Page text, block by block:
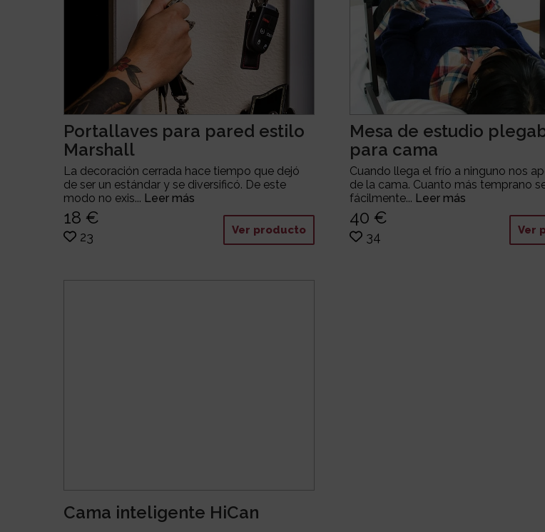
Portallaves para pared estilo
Marshall
La decoración cerrada hace tiempo que dejó
de ser un estándar y se diversificó. De este
modo no exis... Leer más
18 €
23 Ver producto
Mesa de estudio
para cama
Cuando llega el frío a ninguno nos
de la cama. Cuanto más temprano
fácilmente... Leer más
40 €
34 Ver
Cama inteligente HiCan